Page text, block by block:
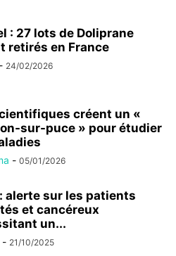
: 27 lots de Doliprane
retirés en France
- 24/02/2026
créent un «
sur-puce » pour étudier
- 05/01/2026
alerte sur les patients
et cancéreux
un...
- 21/10/2025